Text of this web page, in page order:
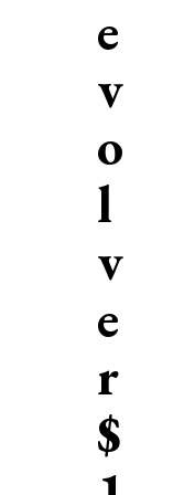
e
v
o
l
v
e
r
$